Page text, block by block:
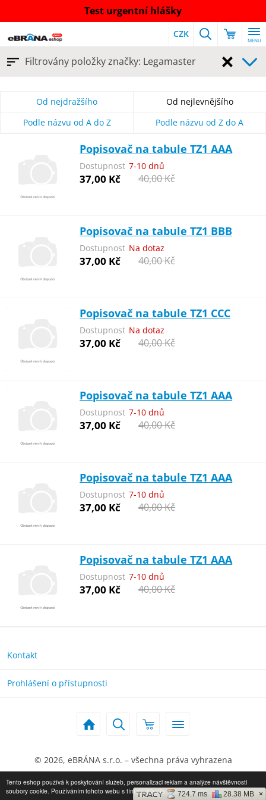
Tento eshop používá k poskytování služeb, personalizaci reklam a analýze návštěvnosti
soubory cookie. Používáním tohoto webu s tím souhlasíte.Více informací
Test urgentní hlášky
CZK
MENU
Filtrovány položky značky: Legamaster
Zrušit
Od nejdražšího
Od nejlevnějšího
Podle názvu od A do Z
Podle názvu od Z do A
Popisovač na tabule TZ1 AAA
Dostupnost 7-10 dnů
37,00 Kč 40,00 Kč
Popisovač na tabule TZ1 BBB
Dostupnost Na dotaz
37,00 Kč 40,00 Kč
Popisovač na tabule TZ1 CCC
Dostupnost Na dotaz
37,00 Kč 40,00 Kč
Popisovač na tabule TZ1 AAA
Dostupnost 7-10 dnů
37,00 Kč 40,00 Kč
Popisovač na tabule TZ1 AAA
Dostupnost 7-10 dnů
37,00 Kč 40,00 Kč
Popisovač na tabule TZ1 AAA
Dostupnost 7-10 dnů
37,00 Kč 40,00 Kč
Kontakt
Prohlášení o přístupnosti
© 2026, eBRÁNA s.r.o. – všechna práva vyhrazena
Zobrazit klasickou verzi
724.7 ms 28.38 MB ×